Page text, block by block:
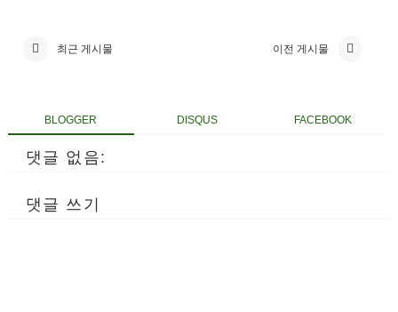
최근 게시물 이전 게시물
BLOGGER DISQUS FACEBOOK
댓글 없음:
댓글 쓰기